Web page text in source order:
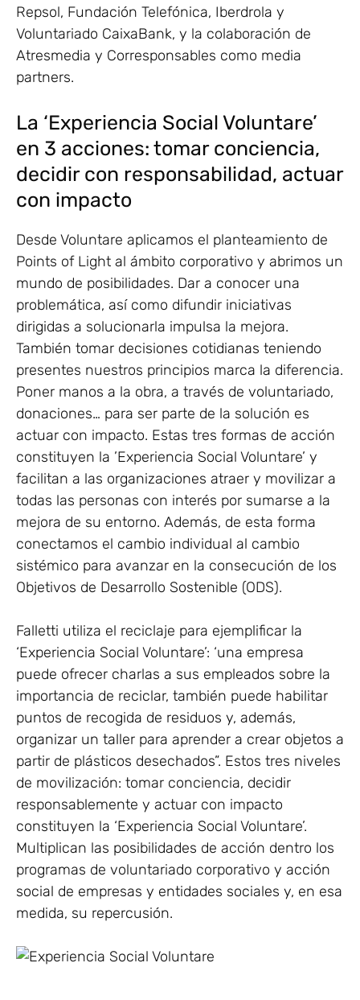
Repsol, Fundación Telefónica, Iberdrola y
Voluntariado CaixaBank, y la colaboración de
Atresmedia y Corresponsables como media
partners.
La ‘Experiencia Social Voluntare’
en 3 acciones: tomar conciencia,
decidir con responsabilidad, actuar
con impacto
Desde Voluntare aplicamos el planteamiento de
Points of Light al ámbito corporativo y abrimos un
mundo de posibilidades. Dar a conocer una
problemática, así como difundir iniciativas
dirigidas a solucionarla impulsa la mejora.
También tomar decisiones cotidianas teniendo
presentes nuestros principios marca la diferencia.
Poner manos a la obra, a través de voluntariado,
donaciones… para ser parte de la solución es
actuar con impacto. Estas tres formas de acción
constituyen la ’Experiencia Social Voluntare’ y
facilitan a las organizaciones atraer y movilizar a
todas las personas con interés por sumarse a la
mejora de su entorno. Además, de esta forma
conectamos el cambio individual al cambio
sistémico para avanzar en la consecución de los
Objetivos de Desarrollo Sostenible (ODS).
Falletti utiliza el reciclaje para ejemplificar la
‘Experiencia Social Voluntare’: ‘una empresa
puede ofrecer charlas a sus empleados sobre la
importancia de reciclar, también puede habilitar
puntos de recogida de residuos y, además,
organizar un taller para aprender a crear objetos a
partir de plásticos desechados”. Estos tres niveles
de movilización: tomar conciencia, decidir
responsablemente y actuar con impacto
constituyen la ‘Experiencia Social Voluntare’.
Multiplican las posibilidades de acción dentro los
programas de voluntariado corporativo y acción
social de empresas y entidades sociales y, en esa
medida, su repercusión.